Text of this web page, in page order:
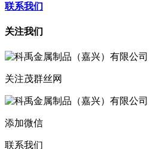
联系我们
关注我们
关注茂群丝网
添加微信
联系我们